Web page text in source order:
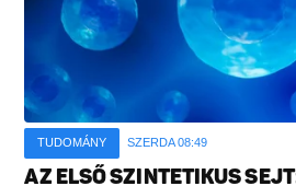
TUDOMÁNY SZERDA 08:49
AZ ELSŐ SZINTETIKUS